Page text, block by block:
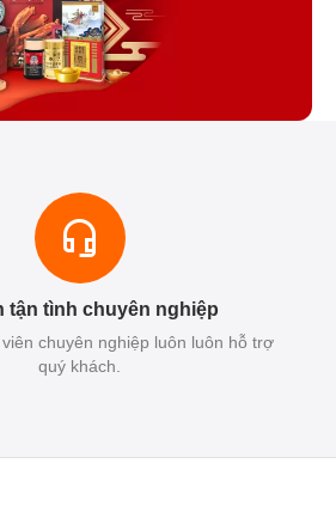
tận tình chuyên nghiệp
chuyên nghiệp luôn luôn hỗ trợ
quý khách.